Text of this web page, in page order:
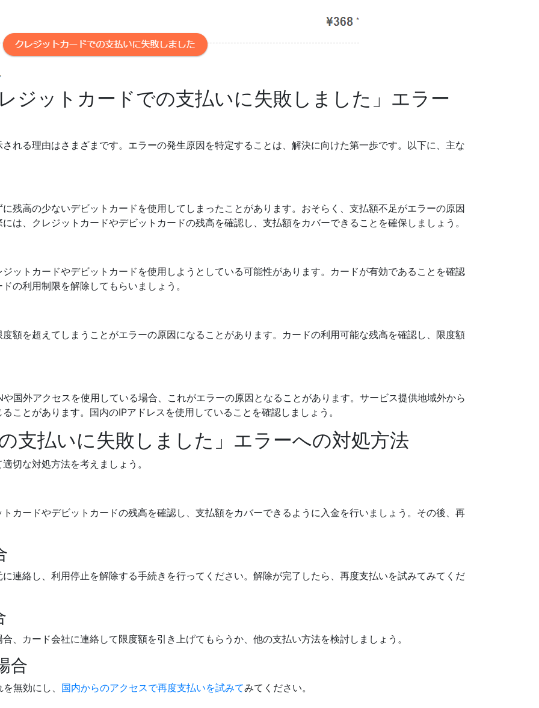
ジットカードでの支払いに失敗しました」エラー
れる理由はさまざまです。エラーの発生原因を特定することは、解決に向けた第一歩です。以下に、主な
残高の少ないデビットカードを使用してしまったことがあります。おそらく、支払額不足がエラーの原因
は、クレジットカードやデビットカードの残高を確認し、支払額をカバーできることを確保しましょう。
ットカードやデビットカードを使用しようとしている可能性があります。カードが有効であることを確認
の利用制限を解除してもらいましょう。
額を超えてしまうことがエラーの原因になることがあります。カードの利用可能な残高を確認し、限度額
国外アクセスを使用している場合、これがエラーの原因となることがあります。サービス提供地域外から
ことがあります。国内のIPアドレスを使用していることを確認しましょう。
支払いに失敗しました」エラーへの対処方法
切な対処方法を考えましょう。
カードやデビットカードの残高を確認し、支払額をカバーできるように入金を行いましょう。その後、再
連絡し、利用停止を解除する手続きを行ってください。解除が完了したら、再度支払いを試みてみてくだ
、カード会社に連絡して限度額を引き上げてもらうか、他の支払い方法を検討しましょう。
合
無効にし、 国内からのアクセスで再度支払いを試みてみてください。